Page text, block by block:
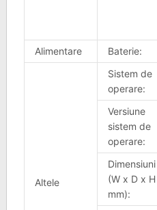
Alimentare
Baterie:
Altele
Sistem de
operare:
Versiune
sistem de
operare:
Dimensiuni
(W x D x H
mm):